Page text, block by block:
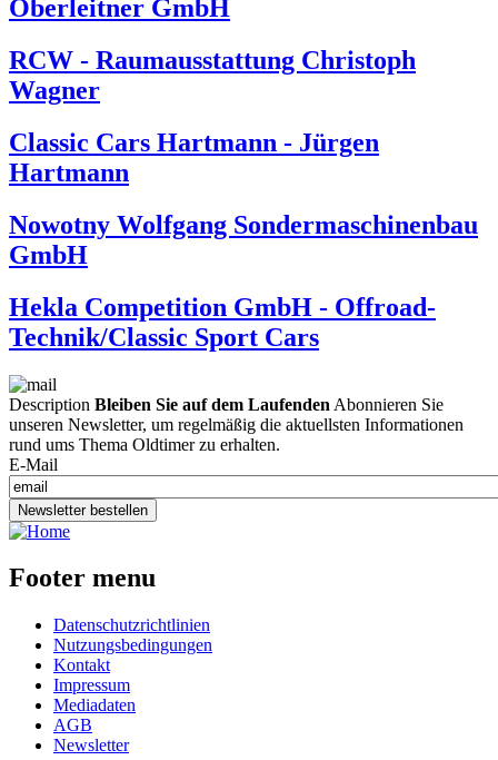
Oberleitner GmbH
RCW - Raumausstattung Christoph
Wagner
Classic Cars Hartmann - Jürgen
Hartmann
Nowotny Wolfgang Sondermaschinenbau
GmbH
Hekla Competition GmbH - Offroad-
Technik/Classic Sport Cars
Description Bleiben Sie auf dem Laufenden Abonnieren Sie
unseren Newsletter, um regelmäßig die aktuellsten Informationen
rund ums Thema Oldtimer zu erhalten.
E-Mail
Newsletter bestellen
Footer menu
Datenschutzrichtlinien
Nutzungsbedingungen
Kontakt
Impressum
Mediadaten
AGB
Newsletter